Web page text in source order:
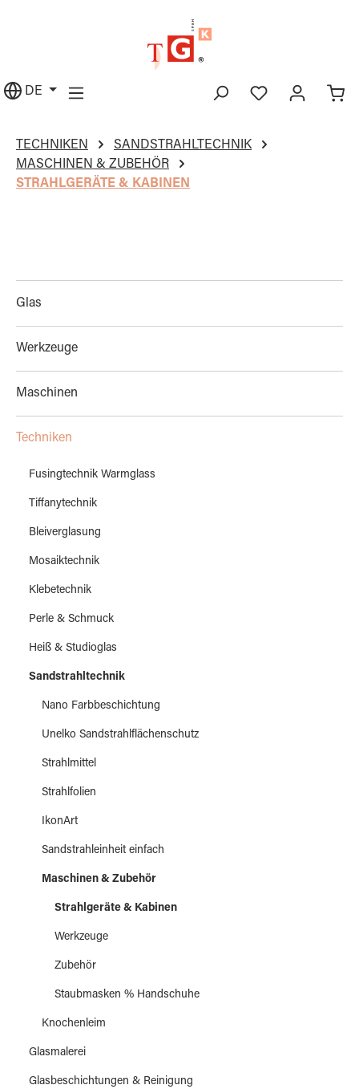
DE
TECHNIKEN
SANDSTRAHLTECHNIK
MASCHINEN & ZUBEHÖR
STRAHLGERÄTE & KABINEN
Glas
Werkzeuge
Maschinen
Techniken
Fusingtechnik Warmglass
Tiffanytechnik
Bleiverglasung
Mosaiktechnik
Klebetechnik
Perle & Schmuck
Heiß & Studioglas
Sandstrahltechnik
Nano Farbbeschichtung
Unelko Sandstrahlflächenschutz
Strahlmittel
Strahlfolien
IkonArt
Sandstrahleinheit einfach
Maschinen & Zubehör
Strahlgeräte & Kabinen
Werkzeuge
Zubehör
Staubmasken % Handschuhe
Knochenleim
Glasmalerei
Glasbeschichtungen & Reinigung